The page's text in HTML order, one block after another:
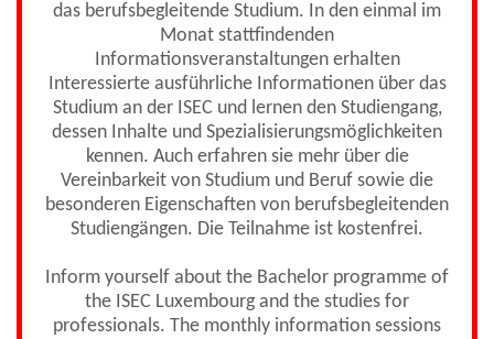
das berufsbegleitende Studium. In den einmal im
Monat stattfindenden
Informationsveranstaltungen erhalten
Interessierte ausführliche Informationen über das
Studium an der ISEC und lernen den Studiengang,
dessen Inhalte und Spezialisierungsmöglichkeiten
kennen. Auch erfahren sie mehr über die
Vereinbarkeit von Studium und Beruf sowie die
besonderen Eigenschaften von berufsbegleitenden
Studiengängen. Die Teilnahme ist kostenfrei.
Inform yourself about the Bachelor programme of
the ISEC Luxembourg and the studies for
professionals. The monthly information sessions